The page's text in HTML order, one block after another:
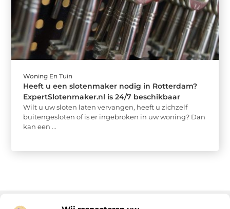
Woning En Tuin
Heeft u een slotenmaker nodig in Rotterdam?
ExpertSlotenmaker.nl is 24/7 beschikbaar
Wilt u uw sloten laten vervangen, heeft u zichzelf
buitengesloten of is er ingebroken in uw woning? Dan
kan een ...